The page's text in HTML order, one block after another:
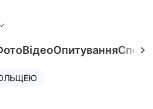
ВідеоОпитування